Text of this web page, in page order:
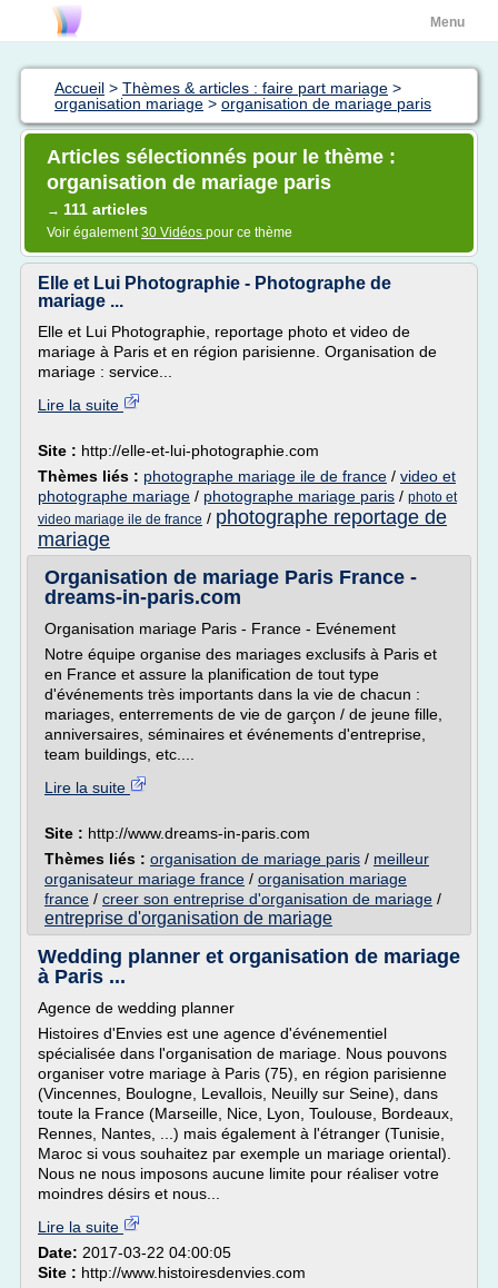
Menu
Accueil > Thèmes & articles : faire part mariage >
organisation mariage > organisation de mariage paris
Articles sélectionnés pour le thème :
organisation de mariage paris
→ 111 articles
Voir également30 Vidéos pour ce thème
Elle et Lui Photographie - Photographe de
mariage ...
Elle et Lui Photographie, reportage photo et video de
mariage à Paris et en région parisienne. Organisation de
mariage : service...
Lire la suite
Site : http://elle-et-lui-photographie.com
Thèmes liés : photographe mariage ile de france / video et
photographe mariage / photographe mariage paris / photo et
video mariage ile de france / photographe reportage de
mariage
Organisation de mariage Paris France -
dreams-in-paris.com
Organisation mariage Paris - France - Evénement
Notre équipe organise des mariages exclusifs à Paris et
en France et assure la planification de tout type
d'événements très importants dans la vie de chacun :
mariages, enterrements de vie de garçon / de jeune fille,
anniversaires, séminaires et événements d'entreprise,
team buildings, etc....
Lire la suite
Site : http://www.dreams-in-paris.com
Thèmes liés : organisation de mariage paris / meilleur
organisateur mariage france / organisation mariage
france / creer son entreprise d'organisation de mariage /
entreprise d'organisation de mariage
Wedding planner et organisation de mariage
à Paris ...
Agence de wedding planner
Histoires d'Envies est une agence d'événementiel
spécialisée dans l'organisation de mariage. Nous pouvons
organiser votre mariage à Paris (75), en région parisienne
(Vincennes, Boulogne, Levallois, Neuilly sur Seine), dans
toute la France (Marseille, Nice, Lyon, Toulouse, Bordeaux,
Rennes, Nantes, ...) mais également à l'étranger (Tunisie,
Maroc si vous souhaitez par exemple un mariage oriental).
Nous ne nous imposons aucune limite pour réaliser votre
moindres désirs et nous...
Lire la suite
Date: 2017-03-22 04:00:05
Site : http://www.histoiresdenvies.com